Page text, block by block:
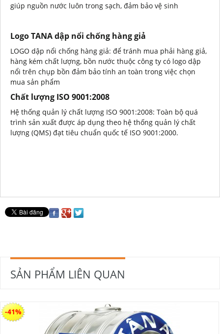
giúp nguồn nước luôn trong sạch, đảm bảo vệ sinh
Logo TANA dập nổi chống hàng giả
LOGO dập nổi chống hàng giả: để tránh mua phải hàng giả,
hàng kém chất lượng, bồn nước thuộc công ty có logo dập
nổi trên chụp bồn đảm bảo tính an toàn trong việc chọn
mua sản phẩm
Chất lượng ISO 9001:2008
Hệ thống quản lý chất lượng ISO 9001:2008: Toàn bộ quá
trình sản xuất được áp dụng theo hệ thống quản lý chất
lượng (QMS) đạt tiêu chuẩn quốc tế ISO 9001:2000.
SẢN PHẨM LIÊN QUAN
-41%